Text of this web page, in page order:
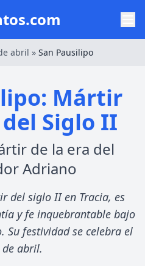
abril » San Pausilipo
Mártir
Siglo II
de la era del
Adriano
del siglo II en Tracia, es
y fe inquebrantable bajo
Su festividad se celebra el
de abril.